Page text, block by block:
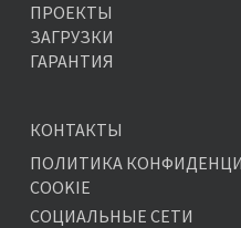
ПРОЕКТЫ
ЗАГРУЗКИ
ГАРАНТИЯ
КОНТАКТЫ
ПОЛИТИКА
COOKIE
СОЦИАЛЬНЫЕ СЕТИ